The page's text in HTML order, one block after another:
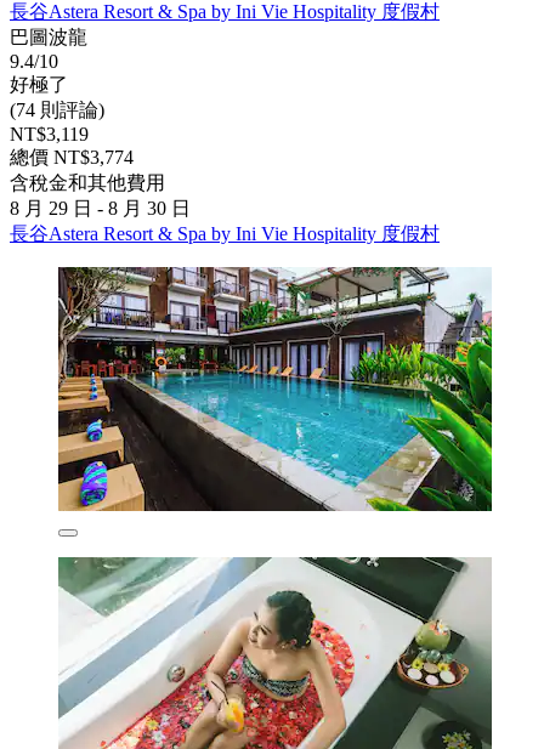
長谷Astera Resort & Spa by Ini Vie Hospitality 度假村
巴圖波龍
9.4/10
好極了
(74 則評論)
NT$3,119
總價 NT$3,774
含稅金和其他費用
8 月 29 日 - 8 月 30 日
長谷Astera Resort & Spa by Ini Vie Hospitality 度假村